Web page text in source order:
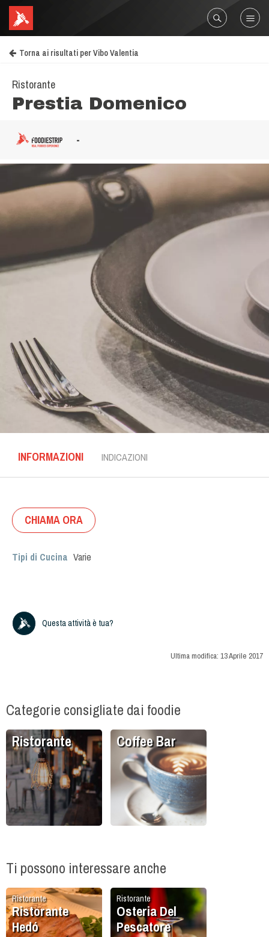
Torna ai risultati per Vibo Valentia
Ristorante
Prestia Domenico
-
INFORMAZIONI INDICAZIONI
CHIAMA ORA
Tipi di Cucina Varie
Questa attività è tua?
Ultima modifica: 13 Aprile 2017
Categorie consigliate dai foodie
Ristorante Coffee Bar
Ti possono interessare anche
Ristorante
Ristorante
Hedó
Ristorante
Osteria Del
Pescatore